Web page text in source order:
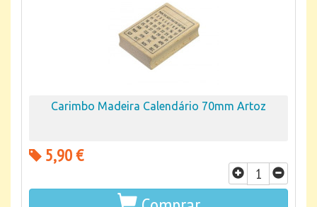
Carimbo Madeira Calendário 70mm Artoz
5,90 €